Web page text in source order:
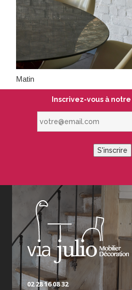
Matin
Inscrivez-vous à
S'inscrire
02 28 16 08 32